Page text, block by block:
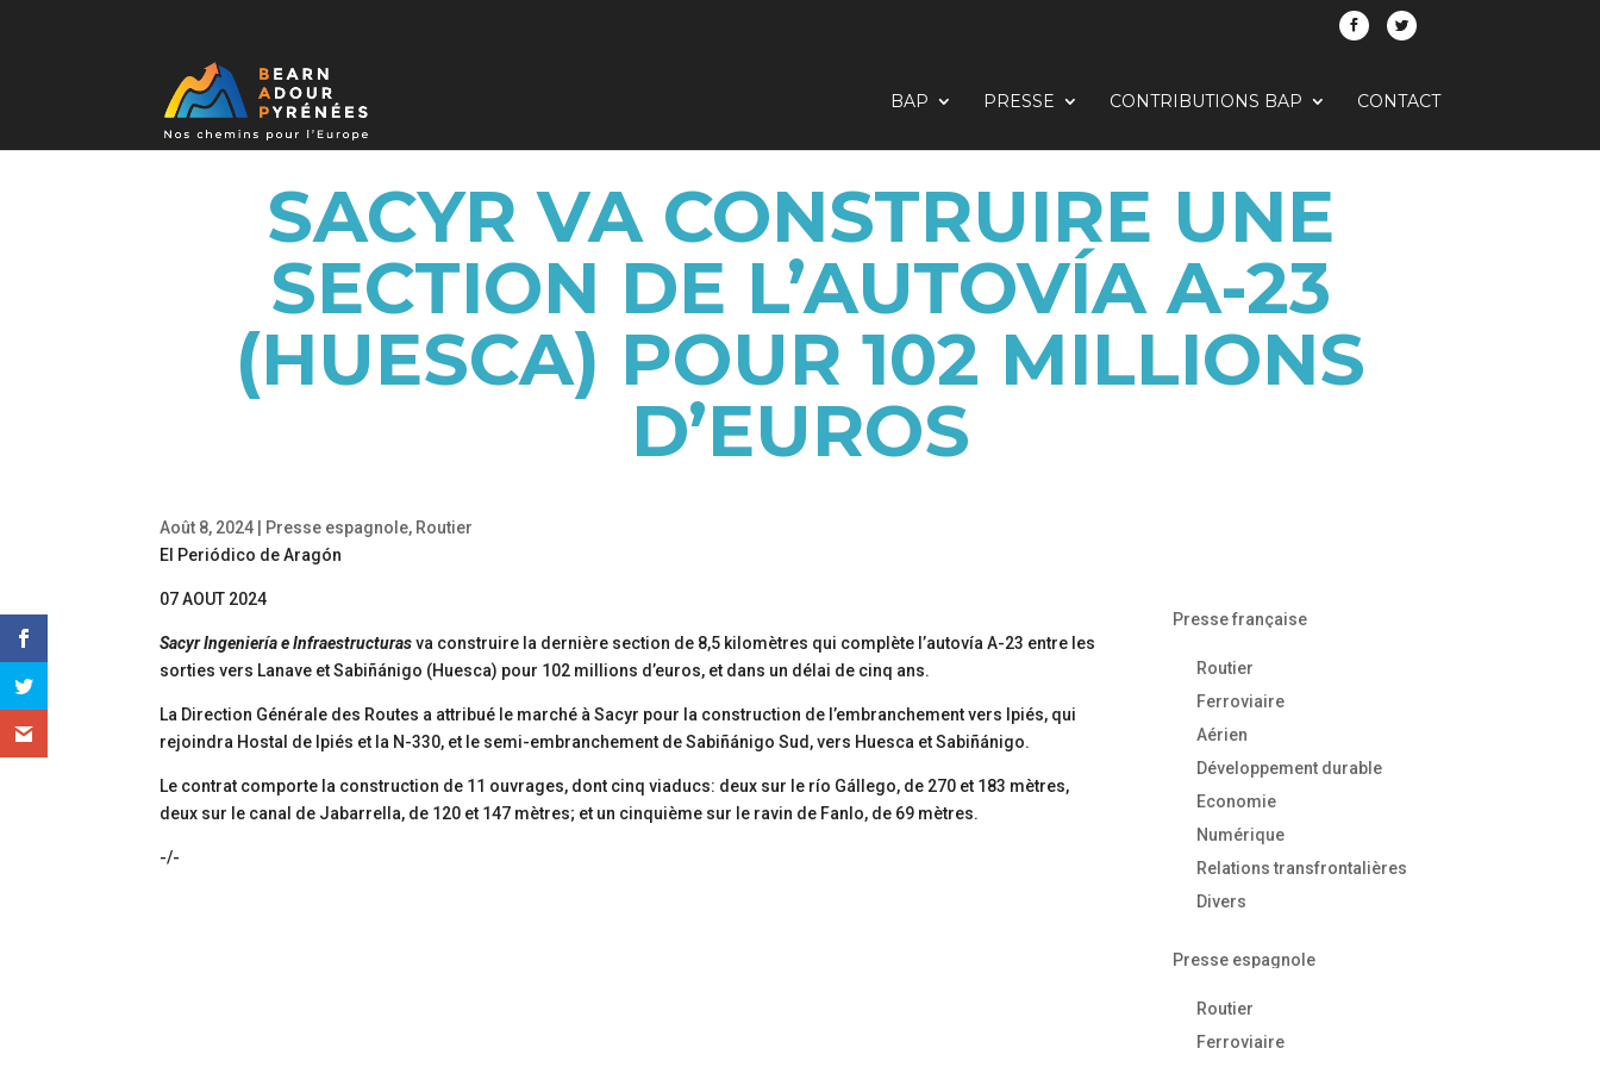
BAP PRESSE CONTRIBUTIONS BAP CONTACT
SACYR VA CONSTRUIRE UNE
SECTION DE L’AUTOVÍA A-23
(HUESCA) POUR 102 MILLIONS
D’EUROS
Août 8, 2024 Presse espagnole, Routier
El Periódico de Aragón
07 AOUT 2024
Sacyr Ingeniería e Infraestructurasva construire la dernière section de 8,5 kilomètres qui complète l’autovía A-23 entre les
sorties vers Lanave et Sabiñánigo (Huesca) pour 102 millions d’euros, et dans un délai de cinq ans.
La Direction Générale des Routes a attribué le marché à Sacyr pour la construction de l’embranchement vers Ipiés, qui
rejoindra Hostal de Ipiés et la N-330, et le semi-embranchement de Sabiñánigo Sud, vers Huesca et Sabiñánigo.
Le contrat comporte la construction de 11 ouvrages, dont cinq viaducs: deux sur le río Gállego, de 270 et 183 mètres,
deux sur le canal de Jabarrella, de 120 et 147 mètres; et un cinquième sur le ravin de Fanlo, de 69 mètres.
-/-
Presse française
Routier
Ferroviaire
Aérien
Développement durable
Economie
Numérique
Relations transfrontalières
Divers
Presse espagnole
Routier
Ferroviaire